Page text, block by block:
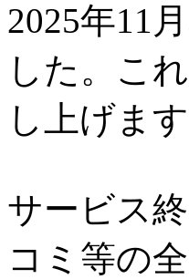
2025年11
した。こ
し上げます
サービス
コミ等の